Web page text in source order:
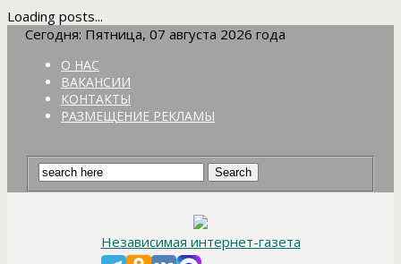
Loading posts...
Сегодня: Пятница, 07 августа 2026 года
О НАС
ВАКАНСИИ
КОНТАКТЫ
РАЗМЕЩЕНИЕ РЕКЛАМЫ
Независимая интернет-газета